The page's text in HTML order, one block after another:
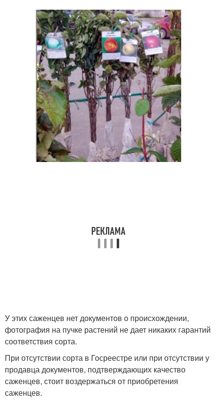
У этих саженцев нет документов о происхождении,
фотография на пучке растений не дает никаких гарантий
соответствия сорта.
При отсутствии сорта в Госреестре или при отсутствии у
продавца документов, подтверждающих качество
саженцев, стоит воздержаться от приобретения
саженцев.